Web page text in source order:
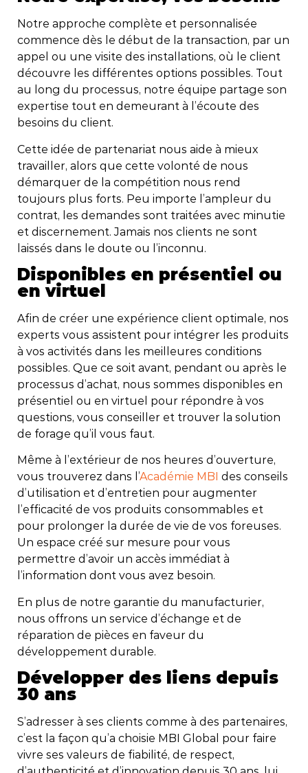
Notre approche complète et personnalisée
commence dès le début de la transaction, par un
appel ou une visite des installations, où le client
découvre les différentes options possibles. Tout
au long du processus, notre équipe partage son
expertise tout en demeurant à l’écoute des
besoins du client.
Cette idée de partenariat nous aide à mieux
travailler, alors que cette volonté de nous
démarquer de la compétition nous rend
toujours plus forts. Peu importe l’ampleur du
contrat, les demandes sont traitées avec minutie
et discernement. Jamais nos clients ne sont
laissés dans le doute ou l’inconnu.
Disponibles en présentiel ou
en virtuel
Afin de créer une expérience client optimale, nos
experts vous assistent pour intégrer les produits
à vos activités dans les meilleures conditions
possibles. Que ce soit avant, pendant ou après le
processus d’achat, nous sommes disponibles en
présentiel ou en virtuel pour répondre à vos
questions, vous conseiller et trouver la solution
de forage qu’il vous faut.
Même à l’extérieur de nos heures d’ouverture,
vous trouverez dans l’Académie MBI des conseils
d’utilisation et d’entretien pour augmenter
l’efficacité de vos produits consommables et
pour prolonger la durée de vie de vos foreuses.
Un espace créé sur mesure pour vous
permettre d’avoir un accès immédiat à
l’information dont vous avez besoin.
En plus de notre garantie du manufacturier,
nous offrons un service d’échange et de
réparation de pièces en faveur du
développement durable.
Développer des liens depuis
30 ans
S’adresser à ses clients comme à des partenaires,
c’est la façon qu’a choisie MBI Global pour faire
vivre ses valeurs de fiabilité, de respect,